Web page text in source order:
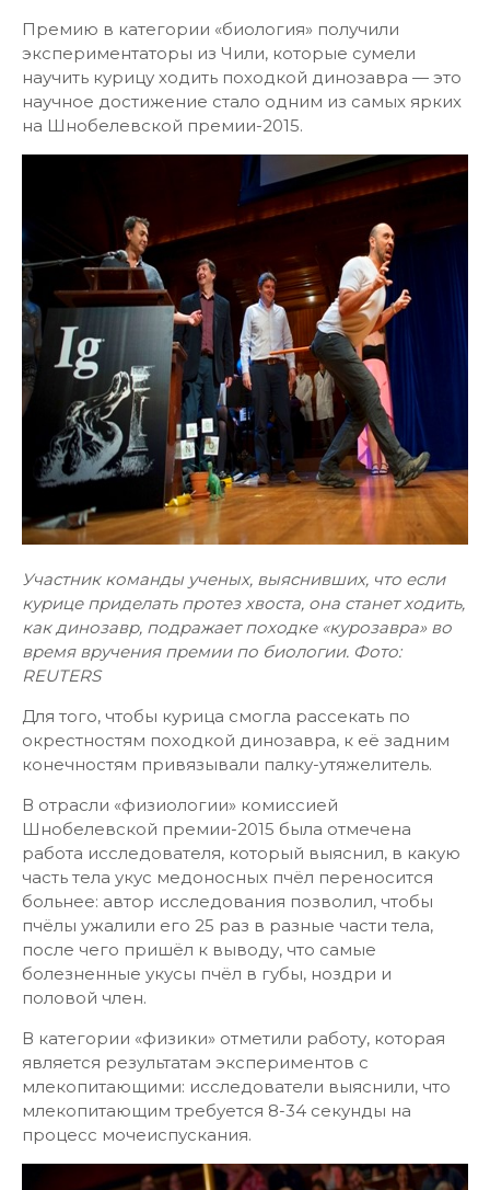
Премию в категории «биология» получили
экспериментаторы из Чили, которые сумели
научить курицу ходить походкой динозавра — это
научное достижение стало одним из самых ярких
на Шнобелевской премии-2015.
Участник команды ученых, выяснивших, что если
курице приделать протез хвоста, она станет ходить,
как динозавр, подражает походке «курозавра» во
время вручения премии по биологии. Фото:
REUTERS
Для того, чтобы курица смогла рассекать по
окрестностям походкой динозавра, к её задним
конечностям привязывали палку-утяжелитель.
В отрасли «физиологии» комиссией
Шнобелевской премии-2015 была отмечена
работа исследователя, который выяснил, в какую
часть тела укус медоносных пчёл переносится
больнее: автор исследования позволил, чтобы
пчёлы ужалили его 25 раз в разные части тела,
после чего пришёл к выводу, что самые
болезненные укусы пчёл в губы, ноздри и
половой член.
В категории «физики» отметили работу, которая
является результатам экспериментов с
млекопитающими: исследователи выяснили, что
млекопитающим требуется 8-34 секунды на
процесс мочеиспускания.